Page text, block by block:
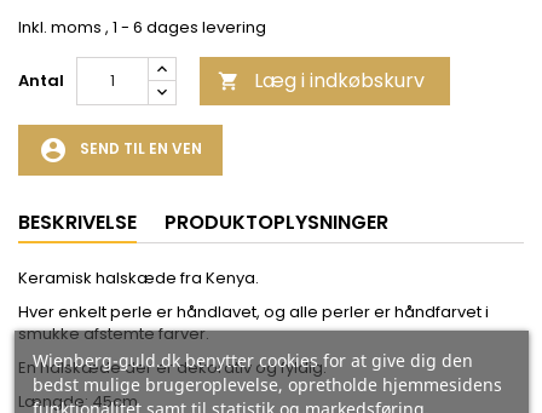
Inkl. moms , 1 - 6 dages levering
Antal  Læg i indkøbskurv
account_circle SEND TIL EN VEN
BESKRIVELSE PRODUKTOPLYSNINGER
Keramisk halskæde fra Kenya.
Hver enkelt perle er håndlavet, og alle perler er håndfarvet i
smukke afstemte farver.
En halskæde der er dekorativ og fyldig.
Længde: 45cm
Wienberg-guld.dk benytter cookies for at give dig den
bedst mulige brugeroplevelse, opretholde hjemmesidens